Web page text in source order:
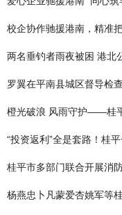
校企协作驰援港南，精准
两名垂钓者雨夜被困 港北
罗翼在平南县城区督导检
橙光破浪 风雨守护——桂
“投资返利”全是套路！桂
桂平市多部门联合开展消
杨燕忠卜凡蒙爱杏姚军等